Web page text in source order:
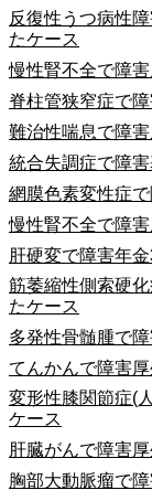
反復性うつ病性
たケース
慢性腎不全で障
脊柱管狭窄症で
難治性喘息で障
統合失調症で障
網膜色素変性症
慢性腎不全で障
肝硬変で障害年
筋萎縮性側索硬
たケース
多発性骨髄腫で
てんかんで障害
変形性膝関節症(
ケース
肝臓がんで障害
胸部大動脈瘤で